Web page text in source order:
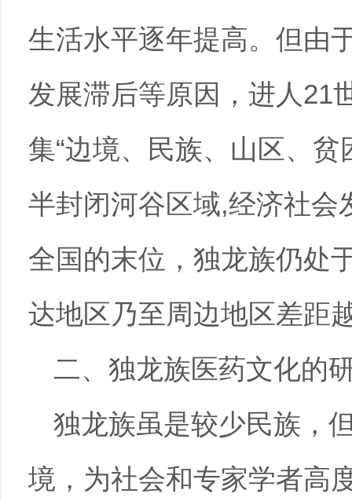
生活水平逐年提高。但由
发展滞后等原因，进人21
集“边境、民族、山区、
半封闭河谷区域,经济社会
全国的末位，独龙族仍处
达地区乃至周边地区差距
二、独龙族医药文化的
独龙族虽是较少民族，
境，为社会和专家学者高